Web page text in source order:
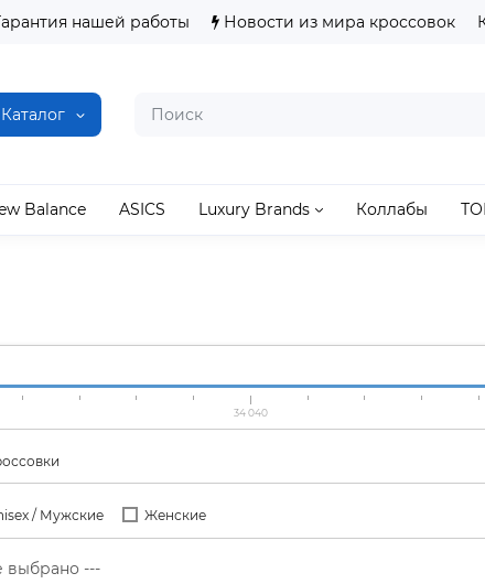
нашей работы Новости из мира кроссовок
Каталог
Balance ASICS Luxury Brands Коллабы
34 040
/ Мужские Женские